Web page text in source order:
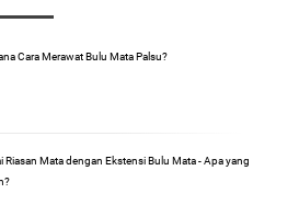
Cara Merawat Bulu Mata Palsu?
Riasan Mata dengan Ekstensi Bulu Mata - Apa yang